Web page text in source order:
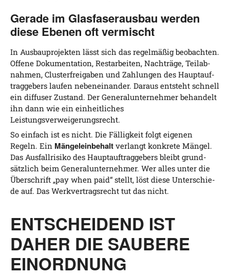
Gerade im Glasfaserausbau werden
diese Ebenen oft vermischt
In Aus­bau­pro­jek­ten lässt sich das regel­mä­ßig beob­ach­ten.
Offe­ne Doku­men­ta­ti­on, Rest­ar­bei­ten, Nach­trä­ge, Teil­ab­
nah­men, Clust­er­frei­ga­ben und Zah­lun­gen des Haupt­auf­
trag­ge­bers lau­fen neben­ein­an­der. Dar­aus ent­steht schnell
ein dif­fu­ser Zustand. Der Gene­ral­un­ter­neh­mer behan­delt
ihn dann wie ein ein­heit­li­ches
Leistungsverweigerungsrecht.
So ein­fach ist es nicht. Die Fäl­lig­keit folgt eige­nen
Regeln. Ein Män­ge­l­ein­be­halt ver­langt kon­kre­te Män­gel.
Das Aus­fall­ri­si­ko des Haupt­auf­trag­ge­bers bleibt grund­
sätz­lich beim Gene­ral­un­ter­neh­mer. Wer alles unter die
Über­schrift „pay when paid“ stellt, löst die­se Unter­schie­
de auf. Das Werk­ver­trags­recht tut das nicht.
ENTSCHEIDEND IST
DAHER DIE SAUBERE
EINORDNUNG